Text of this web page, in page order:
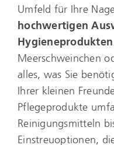
Umfeld für Ihre
hochwertigen
Hygieneprodukten
Meerschweinchen
alles, was Sie
Ihrer kleinen
Pflegeprodukte
Reinigungsmitteln
Einstreuoptionen,